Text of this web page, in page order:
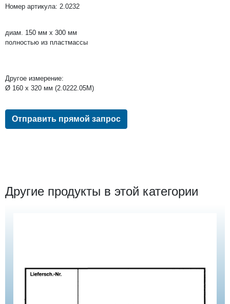
Номер артикула: 2.0232
диам. 150 мм x 300 мм
полностью из пластмассы
Другое измерение:
Ø 160 x 320 мм (2.0222.05M)
Отправить прямой запрос
Другие продукты в этой категории